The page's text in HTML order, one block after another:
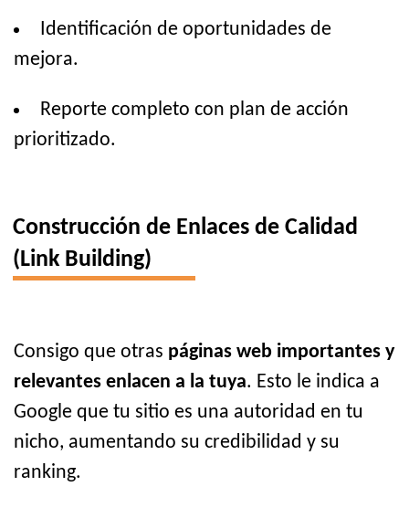
Identificación de oportunidades de
mejora.
Reporte completo con plan de acción
prioritizado.
Construcción de Enlaces de Calidad
(Link Building)
Consigo que otras páginas web importantes y
relevantes enlacen a la tuya. Esto le indica a
Google que tu sitio es una autoridad en tu
nicho, aumentando su credibilidad y su
ranking.